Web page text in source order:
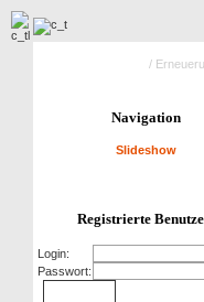
/
Navigation
Slideshow
Registrierte
Login:
Passwort: